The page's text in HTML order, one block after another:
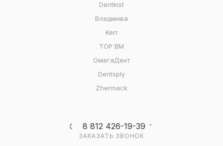
Dentkist
Владмива
Kerr
ТОР ВМ
ОмегаДент
Dentsply
Zhermack
8 812 426-19-39
ЗАКАЗАТЬ ЗВОНОК